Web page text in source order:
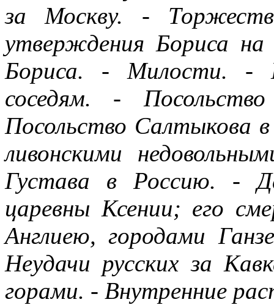
за Москву. -
утверждения Бориса на
Бориса. - Милости. -
соседям. -
Посольство Салтыкова
ливонскими
Густава в Россию. -
царевны Ксении; его
Англиею, городами
Неудачи русских за
горами. - Внутренние